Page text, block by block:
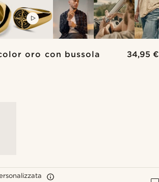
oro con bussola 34,95 €